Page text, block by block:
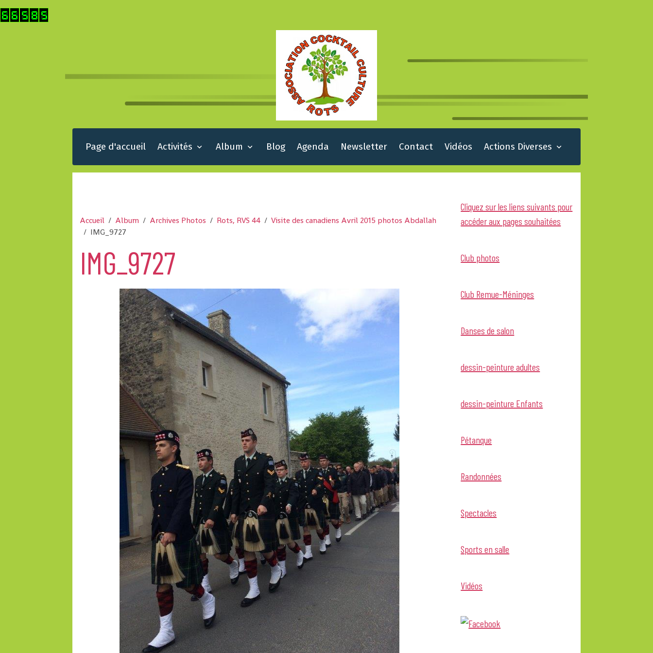
Page d'accueil Activités Album Blog Agenda Newsletter Contact Vidéos Actions Diverses
Accueil Album Archives Photos Rots, RVS 44
Visite des canadiens Avril 2015 photos Abdallah
IMG_9727
IMG_9727
Cliquez sur les liens suivants pour
accéder aux pages souhaitées
Club photos
Club Remue-Méninges
Danses de salon
dessin-peinture adultes
dessin-peinture Enfants
Pétanque
Randonnées
Spectacles
Sports en salle
Vidéos